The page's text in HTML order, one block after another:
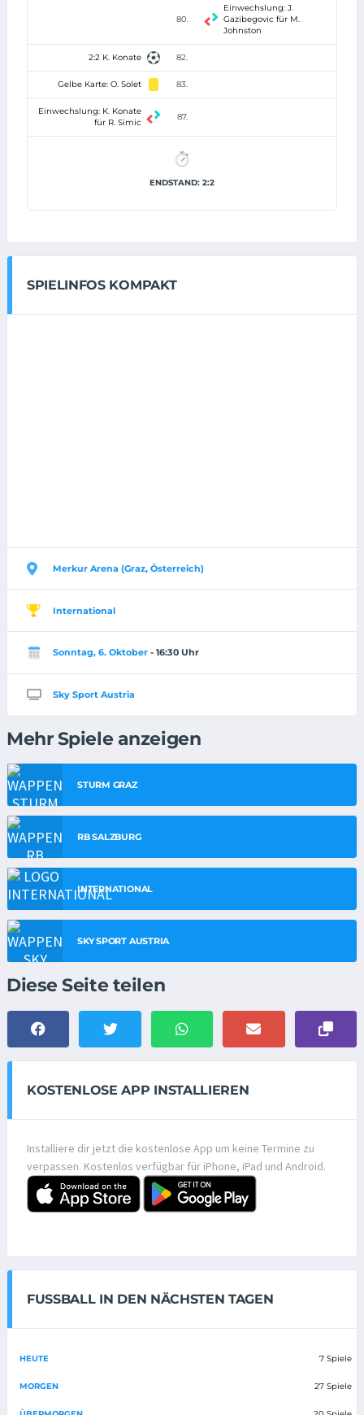
80.
Einwechslung: J.
Gazibegovic für M.
Johnston
2:2 K. Konate 82.
Gelbe Karte: O. Solet 83.
Einwechslung: K. Konate
für R. Simic
87.
ENDSTAND: 2:2
SPIELINFOS KOMPAKT
Merkur Arena (Graz, Österreich)
International
Sonntag, 6. Oktober - 16:30 Uhr
Sky Sport Austria
Mehr Spiele anzeigen
STURM GRAZ
RB SALZBURG
INTERNATIONAL
SKY SPORT AUSTRIA
Diese Seite teilen
KOSTENLOSE APP INSTALLIEREN
Installiere dir jetzt die kostenlose App um keine Termine zu
verpassen. Kostenlos verfügbar für iPhone, iPad und Android.
FUSSBALL IN DEN NÄCHSTEN TAGEN
HEUTE 7 Spiele
MORGEN 27 Spiele